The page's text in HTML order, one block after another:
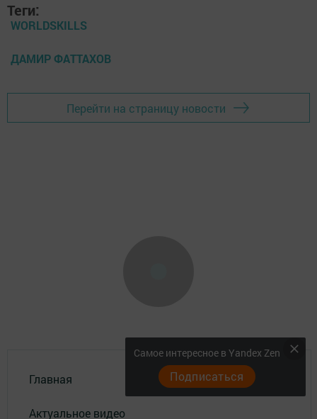
Теги:
WORLDSKILLS
ДАМИР ФАТТАХОВ
Перейти на страницу новости
Главная
Актуальное видео
Самое интересное в Yandex Zen
Подписаться